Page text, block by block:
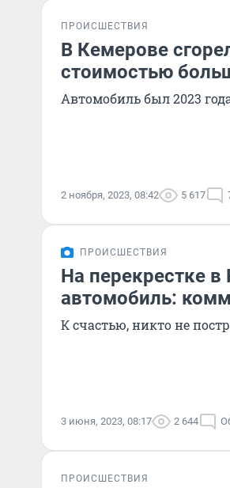
ПРОИСШЕСТВИЯ
В Кемерове
стоимостью
Автомобиль был 2023
2 ноября, 2023, 08:42 5 617
ПРОИСШЕСТВИЯ
На перекрестке в
автомобиль:
К счастью, никто не
3 июня, 2023, 08:17 2 644
ПРОИСШЕСТВИЯ